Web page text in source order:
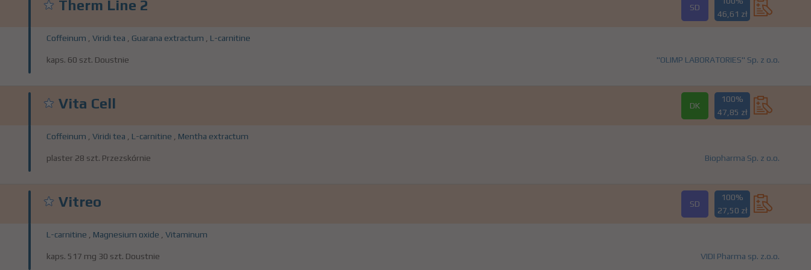
Therm Line 2 SD
46,61 zł
Coffeinum Viridi tea Guarana extractum L-carnitine
kaps. 60 szt. Doustnie "OLIMP LABORATORIES" Sp. z o.o.
Vita Cell DK
100%
47,85 zł
Coffeinum Viridi tea L-carnitine Mentha extractum
plaster 28 szt. Przezskórnie Biopharma Sp. z o.o.
Vitreo SD
100%
27,50 zł
L-carnitine Magnesium oxide Vitaminum
kaps. 517 mg 30 szt. Doustnie VIDI Pharma sp. z.o.o.